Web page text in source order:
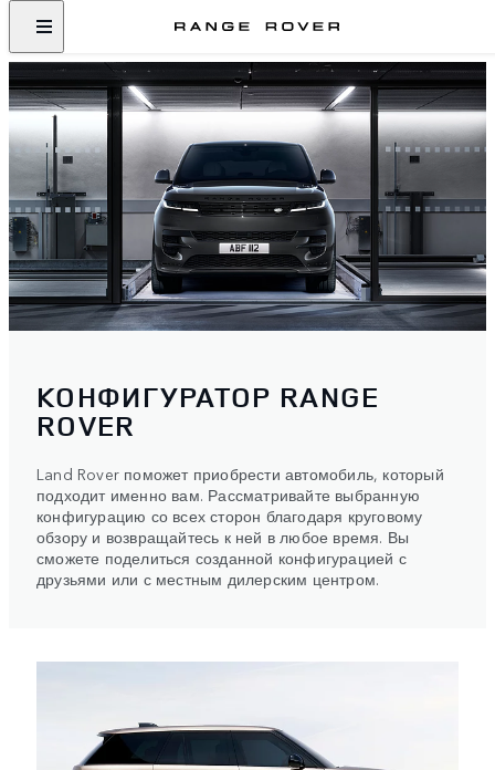
КОНФИГУРАТОР RANGE
ROVER
Land Rover поможет приобрести автомобиль, который
подходит именно вам. Рассматривайте выбранную
конфигурацию со всех сторон благодаря круговому
обзору и возвращайтесь к ней в любое время. Вы
сможете поделиться созданной конфигурацией с
друзьями или с местным дилерским центром.